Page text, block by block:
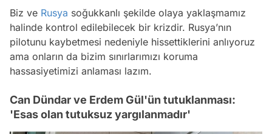
Biz ve Rusya soğukkanlı şekilde olaya yaklaşmamız
halinde kontrol edilebilecek bir krizdir. Rusya’nın
pilotunu kaybetmesi nedeniyle hissettiklerini anlıyoruz
ama onların da bizim sınırlarımızı koruma
hassasiyetimizi anlaması lazım.
Can Dündar ve Erdem Gül'ün tutuklanması:
'Esas olan tutuksuz yargılanmadır'